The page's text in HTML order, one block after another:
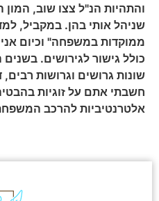
והתהיות הנ"ל צצו שוב,
שניהל אותי בהן. במקביל,
ממוקדות במשפחה" וכיום
כולל גישור לגירושים. בשנים
שונות גרושים וגרושות
חשבתי אתם על זוגיות
אלטרנטיביות להרכב